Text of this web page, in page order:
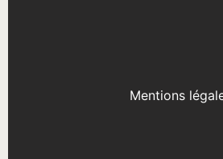
Mentions